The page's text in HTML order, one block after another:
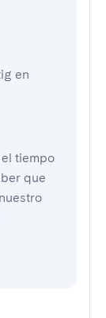
en
tiempo
que